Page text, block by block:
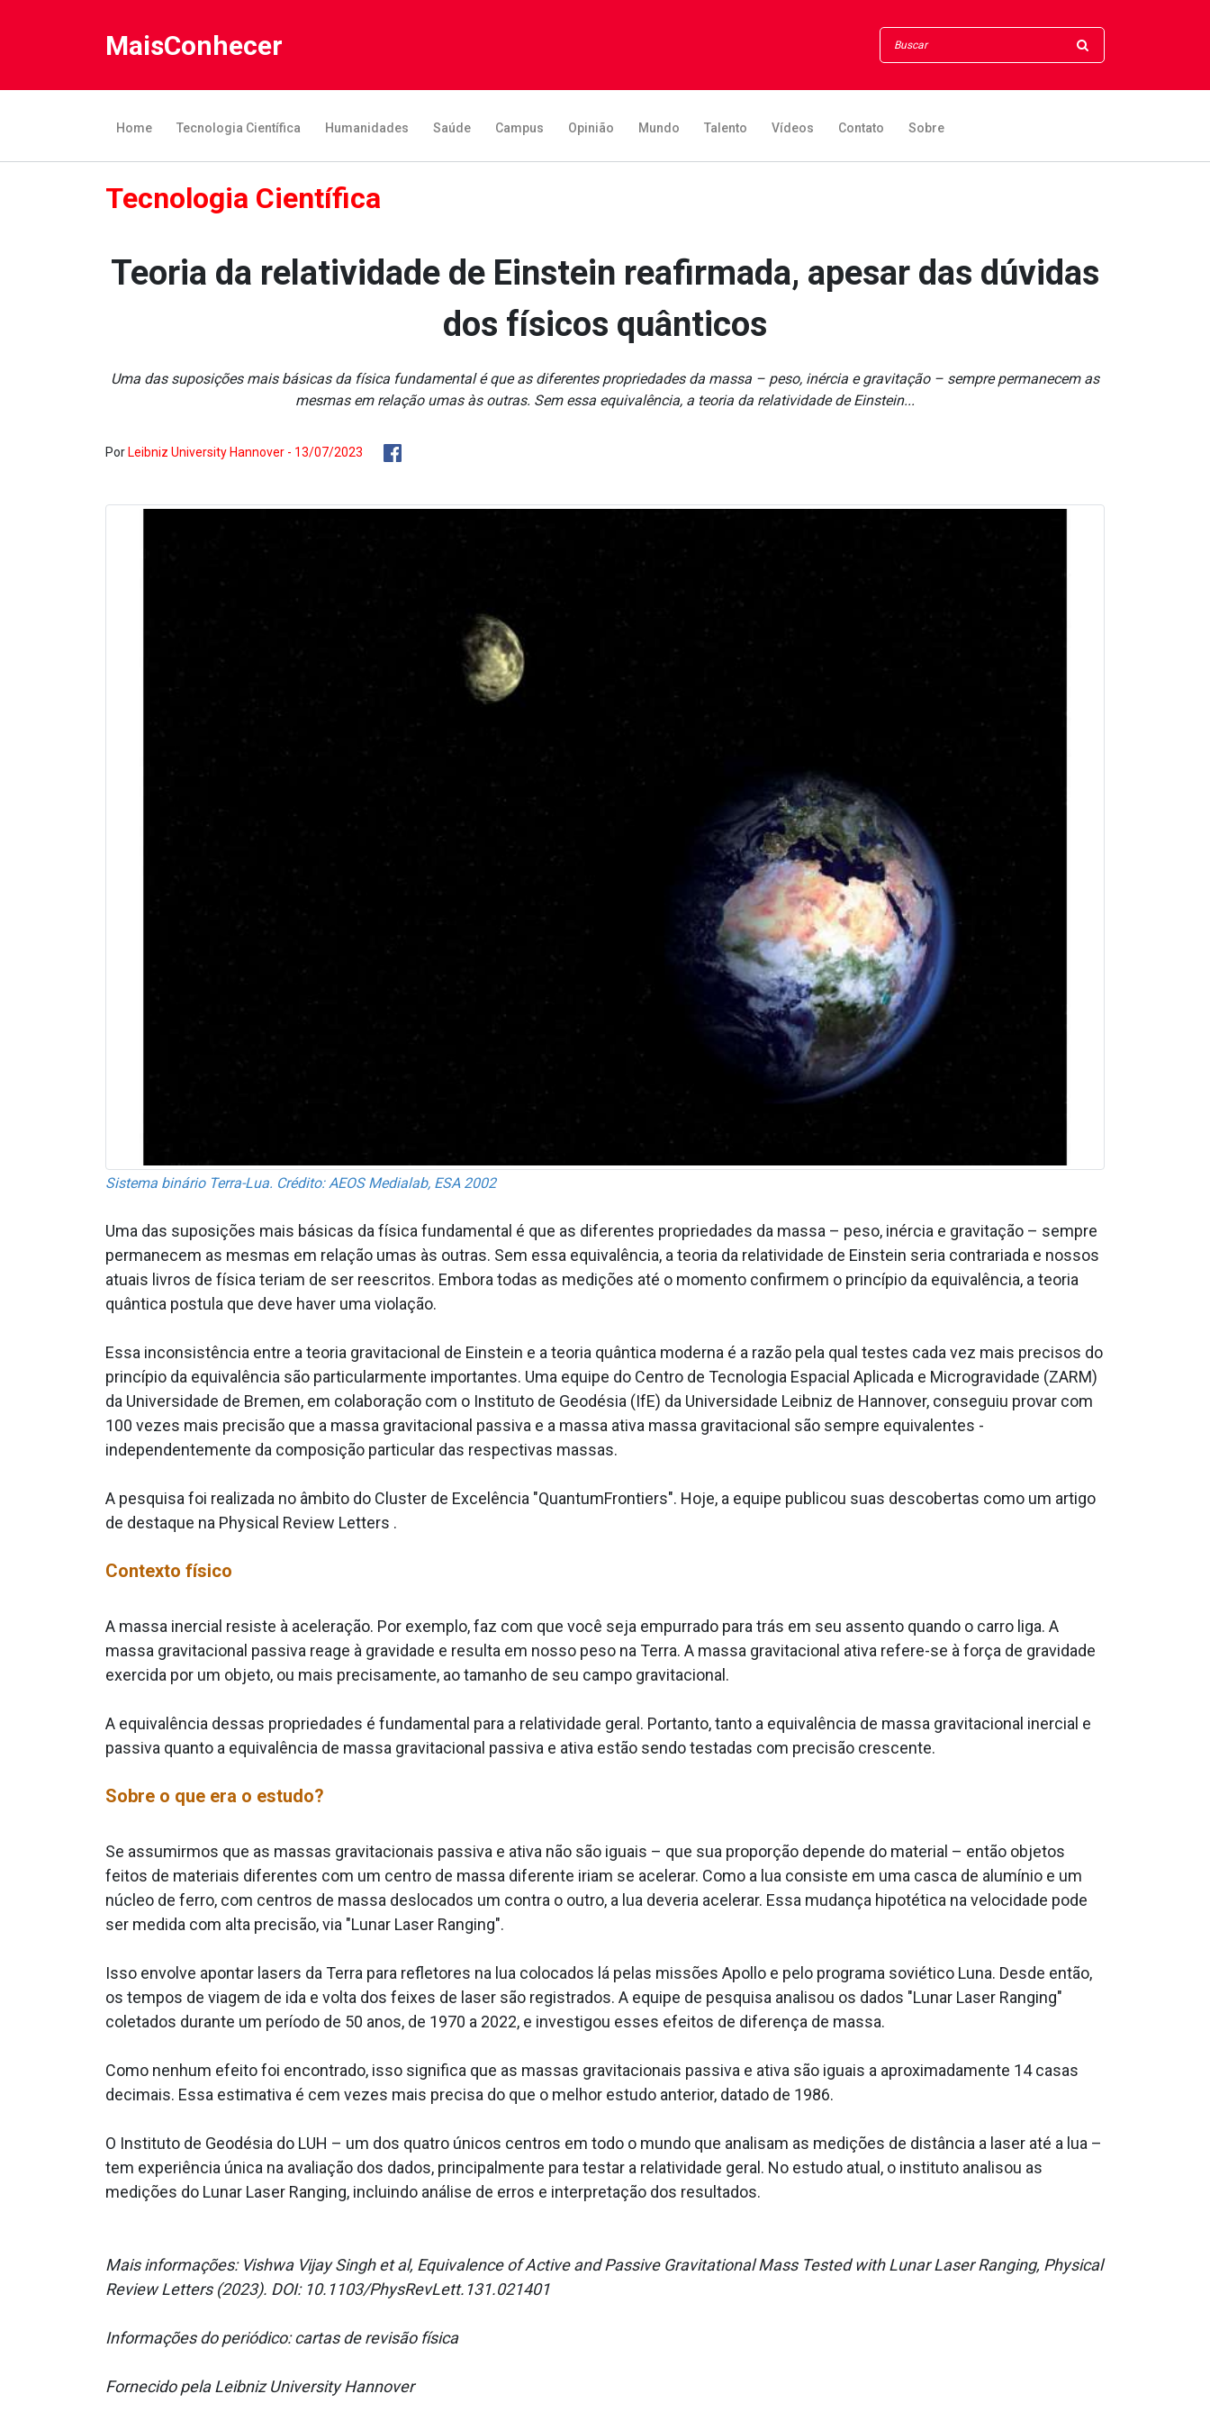
MaisConhecer
Home Tecnologia Científica Humanidades Saúde Campus Opinião Mundo Talento Vídeos Contato Sobre
Tecnologia Científica
Teoria da relatividade de Einstein reafirmada, apesar das dúvidas
dos físicos quânticos
Uma das suposições mais básicas da física fundamental é que as diferentes propriedades da massa – peso, inércia e gravitação – sempre permanecem as
mesmas em relação umas às outras. Sem essa equivalência, a teoria da relatividade de Einstein...
Por Leibniz University Hannover - 13/07/2023
Sistema binário Terra-Lua. Crédito: AEOS Medialab, ESA 2002
Uma das suposições mais básicas da física fundamental é que as diferentes propriedades da massa – peso, inércia e gravitação – sempre
permanecem as mesmas em relação umas às outras. Sem essa equivalência, a teoria da relatividade de Einstein seria contrariada e nossos
atuais livros de física teriam de ser reescritos. Embora todas as medições até o momento confirmem o princípio da equivalência, a teoria
quântica postula que deve haver uma violação.
Essa inconsistência entre a teoria gravitacional de Einstein e a teoria quântica moderna é a razão pela qual testes cada vez mais precisos do
princípio da equivalência são particularmente importantes. Uma equipe do Centro de Tecnologia Espacial Aplicada e Microgravidade (ZARM)
da Universidade de Bremen, em colaboração com o Instituto de Geodésia (IfE) da Universidade Leibniz de Hannover, conseguiu provar com
100 vezes mais precisão que a massa gravitacional passiva e a massa ativa massa gravitacional são sempre equivalentes -
independentemente da composição particular das respectivas massas.
A pesquisa foi realizada no âmbito do Cluster de Excelência "QuantumFrontiers". Hoje, a equipe publicou suas descobertas como um artigo
de destaque na Physical Review Letters .
Contexto físico
A massa inercial resiste à aceleração. Por exemplo, faz com que você seja empurrado para trás em seu assento quando o carro liga. A
massa gravitacional passiva reage à gravidade e resulta em nosso peso na Terra. A massa gravitacional ativa refere-se à força de gravidade
exercida por um objeto, ou mais precisamente, ao tamanho de seu campo gravitacional.
A equivalência dessas propriedades é fundamental para a relatividade geral. Portanto, tanto a equivalência de massa gravitacional inercial e
passiva quanto a equivalência de massa gravitacional passiva e ativa estão sendo testadas com precisão crescente.
Sobre o que era o estudo?
Se assumirmos que as massas gravitacionais passiva e ativa não são iguais – que sua proporção depende do material – então objetos
feitos de materiais diferentes com um centro de massa diferente iriam se acelerar. Como a lua consiste em uma casca de alumínio e um
núcleo de ferro, com centros de massa deslocados um contra o outro, a lua deveria acelerar. Essa mudança hipotética na velocidade pode
ser medida com alta precisão, via "Lunar Laser Ranging".
Isso envolve apontar lasers da Terra para refletores na lua colocados lá pelas missões Apollo e pelo programa soviético Luna. Desde então,
os tempos de viagem de ida e volta dos feixes de laser são registrados. A equipe de pesquisa analisou os dados "Lunar Laser Ranging"
coletados durante um período de 50 anos, de 1970 a 2022, e investigou esses efeitos de diferença de massa.
Como nenhum efeito foi encontrado, isso significa que as massas gravitacionais passiva e ativa são iguais a aproximadamente 14 casas
decimais. Essa estimativa é cem vezes mais precisa do que o melhor estudo anterior, datado de 1986.
O Instituto de Geodésia do LUH – um dos quatro únicos centros em todo o mundo que analisam as medições de distância a laser até a lua –
tem experiência única na avaliação dos dados, principalmente para testar a relatividade geral. No estudo atual, o instituto analisou as
medições do Lunar Laser Ranging, incluindo análise de erros e interpretação dos resultados.
Mais informações: Vishwa Vijay Singh et al, Equivalence of Active and Passive Gravitational Mass Tested with Lunar Laser Ranging, Physical
Review Letters (2023). DOI: 10.1103/PhysRevLett.131.021401
Informações do periódico: cartas de revisão física
Fornecido pela Leibniz University Hannover